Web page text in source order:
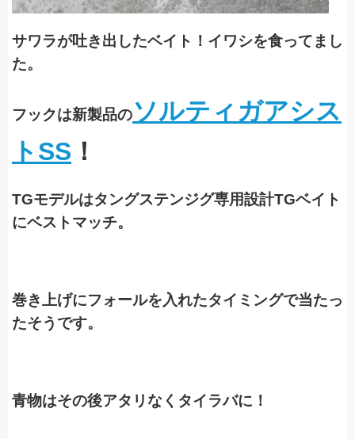
サワラが吐き出したベイト！イワシを食ってまし
た。
フックは新製品のソルティガアシス
トSS ！
TGモデルはタングステンジグ専用設計TGベイト
にベストマッチ。
巻き上げにフォールを入れたタイミングで当たっ
たそうです。
青物はその後アタリなくタイラバに！